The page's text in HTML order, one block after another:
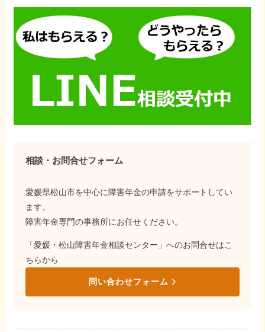
相談・お問合せフォーム
愛媛県松山市を中心に障害年金の申請をサポートしてい
ます。
障害年金専門の事務所にお任せください。
「愛媛・松山障害年金相談センター」へのお問合せはこ
ちらから
問い合わせフォーム